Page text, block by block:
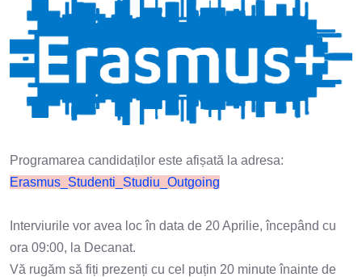
Programarea candidaților este afișată la adresa:
Erasmus_Studenti_Studiu_ Outgoing
Interviurile vor avea loc în data de 20 Aprilie, începând cu
ora 09:00, la Decanat.
Vă rugăm să fiți prezenți cu cel puțin 20 minute înainte de